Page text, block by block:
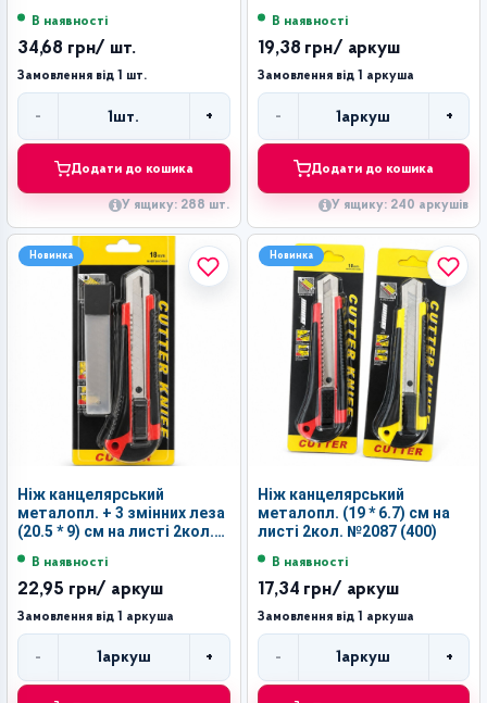
В наявності
34,68 грн/ шт.
Замовлення від 1 шт.
- 1 шт. +
Додати до кошика
У ящику: 288 шт.
В наявності
19,38 грн/ аркуш
Замовлення від 1 аркуша
-
Кількість
1 аркуш +
Додати до кошика
У ящику: 240 аркушів
Новинка
Ніж канцелярський
металопл. + 3 змінних леза
(20.5 * 9) см на листі 2кол.
В наявності
22,95 грн/ аркуш
Замовлення від 1 аркуша
-
Кількість
1аркуш +
Новинка
Ніж канцелярський
металопл. (19 * 6.7) см на
листі 2кол. №2087 (400)
В наявності
17,34 грн/ аркуш
Замовлення від 1 аркуша
-
Кількість
1аркуш +